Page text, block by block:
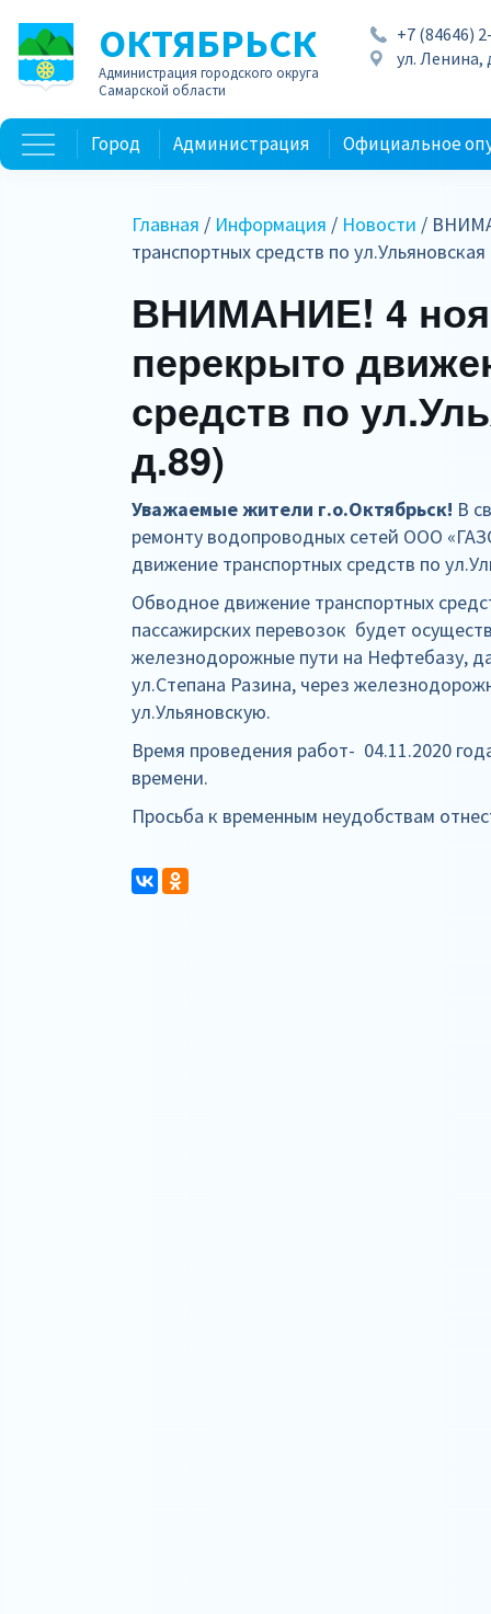
ОКТЯБРЬСК
Администрация городского округа
Самарской области
+7 (84646)
ул. Ленина,
Город Администрация Официальное
Главная / Информация / Новости /
транспортных средств по
ВНИМАНИЕ! 4
перекрыто
средств по
д.89)
Уважаемые жители г.о.Октябрьск! В
ремонту водопроводных сетей ООО
движение транспортных средств по
Обводное движение транспортных
пассажирских перевозок будет
железнодорожные пути на Нефтебазу,
ул.Степана Разина, через
ул.Ульяновскую.
Время проведения работ- 04.11.2020
времени.
Просьба к временным неудобствам